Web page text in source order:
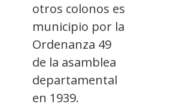
otros colonos es
municipio por la
Ordenanza 49
de la asamblea
departamental
en 1939.